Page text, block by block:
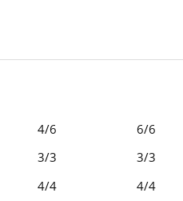
4/6
3/3
4/4
6/6
3/3
4/4